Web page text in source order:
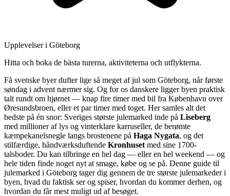
Upplevelser i Göteborg
Hitta och boka de bästa turerna, aktiviteterna och utflykterna.
Få svenske byer dufter lige så meget af jul som Göteborg, når første
søndag i advent nærmer sig. Og for os danskere ligger byen praktisk
talt rundt om hjørnet — knap fire timer med bil fra København over
Øresundsbroen, eller et par timer med toget. Her samles alt det
bedste på én snor: Sveriges største julemarked inde på Liseberg
med millioner af lys og vinterklare karruseller, de berømte
kæmpekanelsnegle langs brostenene på Haga Nygata, og det
stilfærdige, håndværksduftende Kronhuset med sine 1700-
talsboder. Du kan tilbringe en hel dag — eller en hel weekend — og
hele tiden finde noget nyt at smage, købe og se på. Denne guide til
julemarked i Göteborg tager dig gennem de tre største julemarkeder i
byen, hvad du faktisk ser og spiser, hvordan du kommer derhen, og
hvordan du får mest muligt ud af besøget.